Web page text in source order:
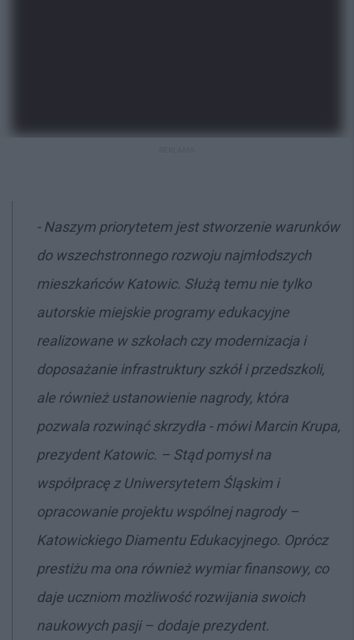
- Naszym priorytetem jest stworzenie warunków
do wszechstronnego rozwoju najmłodszych
mieszkańców Katowic. Służą temu nie tylko
autorskie miejskie programy edukacyjne
realizowane w szkołach czy modernizacja i
doposażanie infrastruktury szkół i przedszkoli,
ale również ustanowienie nagrody, która
pozwala rozwinąć skrzydła - mówi Marcin Krupa,
prezydent Katowic. – Stąd pomysł na
współpracę z Uniwersytetem Śląskim i
opracowanie projektu wspólnej nagrody –
Katowickiego Diamentu Edukacyjnego. Oprócz
prestiżu ma ona również wymiar finansowy, co
daje uczniom możliwość rozwijania swoich
naukowych pasji – dodaje prezydent.